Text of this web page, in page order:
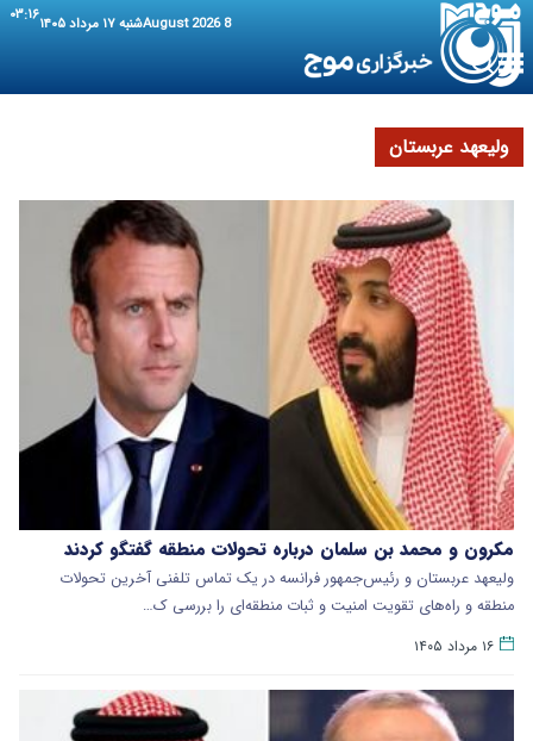
8 August 2026 شنبه ۱۷ مرداد ۱۴۰۵ ۰۳:۱۶
ولیعهد عربستان
مکرون و محمد بن سلمان درباره تحولات منطقه گفتگو کردند
ولیعهد عربستان و رئیس‌جمهور فرانسه در یک تماس تلفنی آخرین تحولات
منطقه و راه‌های تقویت امنیت و ثبات منطقه‌ای را بررسی ک…
۱۶ مرداد ۱۴۰۵